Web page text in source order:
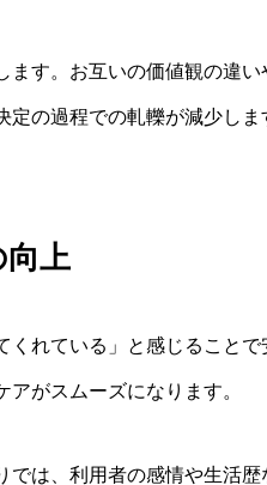
ます。お互いの価値観の違
の過程での軋轢が減少しま
向上
くれている」と感じること
がスムーズになります。
では、利用者の感情や生活